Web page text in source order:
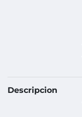
Descripcion